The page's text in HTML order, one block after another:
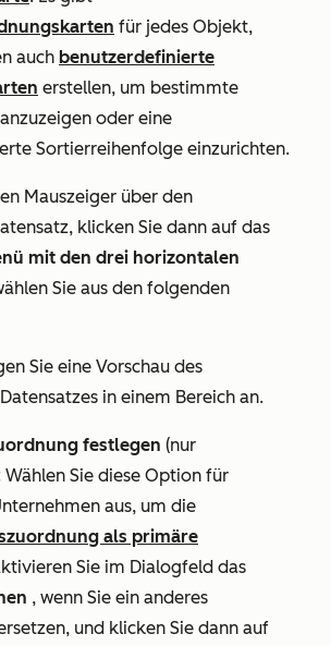
für jedes Objekt,
auch benutzerdefinierte
erstellen, um bestimmte
oder eine
Sortierreihenfolge einzurichten.
Mauszeiger über den
klicken Sie dann auf das
mit den drei horizontalen
Sie aus den folgenden
Sie eine Vorschau des
in einem Bereich an.
festlegen (nur
Wählen Sie diese Option für
aus, um die
als primäre
Sie im Dialogfeld das
, wenn Sie ein anderes
und klicken Sie dann auf